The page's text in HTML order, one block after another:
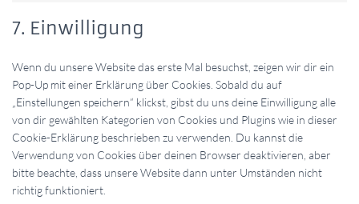
7. Einwilligung
Wenn du unsere Website das erste Mal besuchst, zeigen wir dir ein
Pop-Up mit einer Erklärung über Cookies. Sobald du auf
„Einstellungen speichern“ klickst, gibst du uns deine Einwilligung alle
von dir gewählten Kategorien von Cookies und Plugins wie in dieser
Cookie-Erklärung beschrieben zu verwenden. Du kannst die
Verwendung von Cookies über deinen Browser deaktivieren, aber
bitte beachte, dass unsere Website dann unter Umständen nicht
richtig funktioniert.